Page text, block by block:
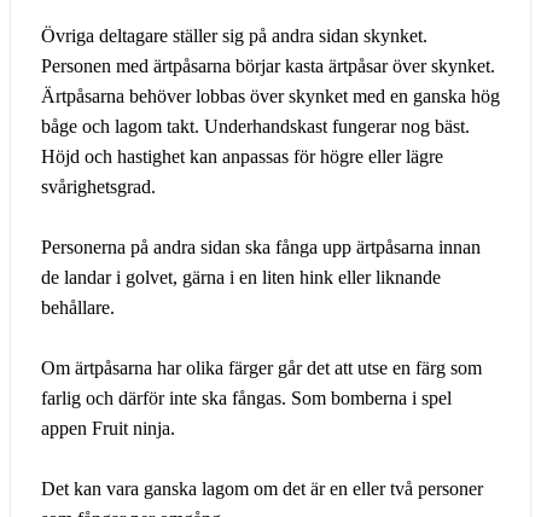
Övriga deltagare ställer sig på andra sidan skynket.
Personen med ärtpåsarna börjar kasta ärtpåsar över skynket.
Ärtpåsarna behöver lobbas över skynket med en ganska hög
båge och lagom takt. Underhandskast fungerar nog bäst.
Höjd och hastighet kan anpassas för högre eller lägre
svårighetsgrad.
Personerna på andra sidan ska fånga upp ärtpåsarna innan
de landar i golvet, gärna i en liten hink eller liknande
behållare.
Om ärtpåsarna har olika färger går det att utse en färg som
farlig och därför inte ska fångas. Som bomberna i spel
appen Fruit ninja.
Det kan vara ganska lagom om det är en eller två personer